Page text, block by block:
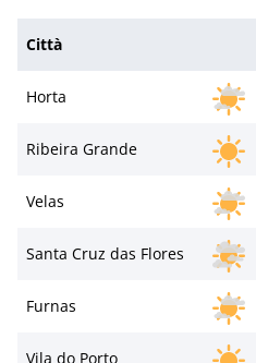
Città
Horta
Ribeira Grande
Velas
Santa Cruz das Flores
Furnas
Vila do Porto